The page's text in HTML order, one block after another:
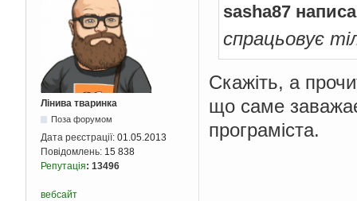
Лінива тваринка
Поза форумом
Дата реєстрації: 01.05.2013
Повідомлень: 15 838
Репутація: 13496
sasha87
спрацьовує
Скажіть, а
що саме
програміста.
вебсайт